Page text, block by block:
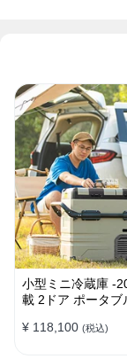
小型ミニ冷蔵庫 -20～20℃ 車
載 2ドア ポータブル キャン
¥ 118,100 (税込)